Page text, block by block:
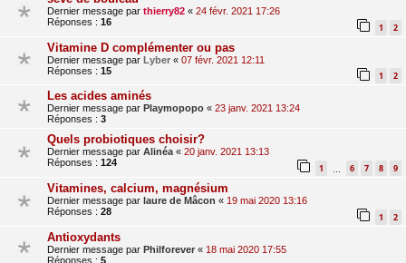
Dernier message par thierry82 « 24 févr. 2021 17:26
Réponses : 16 1 2
Vitamine D complémenter ou pas
Dernier message par Lyber « 07 févr. 2021 12:11
Réponses : 15 1 2
Les acides aminés
Dernier message par Playmopopo « 23 janv. 2021 13:24
Réponses : 3
Quels probiotiques choisir?
Dernier message par Alinéa« 20 janv. 2021 13:13
Réponses : 124 1 6 7 8 9
Vitamines, calcium, magnésium
Dernier message par laure de Mâcon « 19 mai 2020 13:16
Réponses : 28 1 2
Antioxydants
Dernier message par Philforever « 18 mai 2020 17:55
Réponses : 5